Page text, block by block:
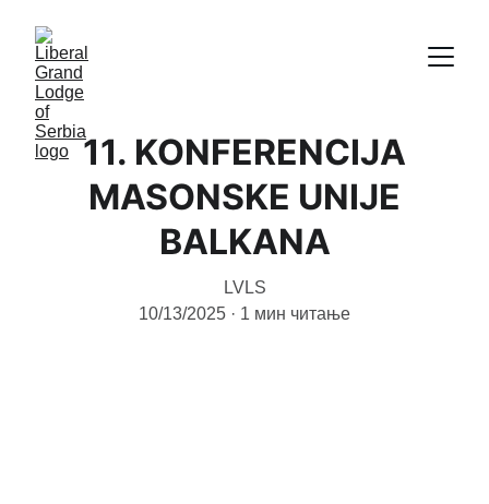
11. KONFERENCIJA
MASONSKE UNIJE
BALKANA
LVLS
10/13/2025
1 мин читање